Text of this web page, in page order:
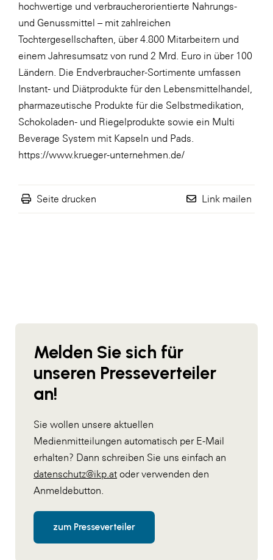
hochwertige und verbraucherorientierte Nahrungs-
und Genussmittel – mit zahlreichen
Tochtergesellschaften, über 4.800 Mitarbeitern und
einem Jahresumsatz von rund 2 Mrd. Euro in über 100
Ländern. Die Endverbraucher-Sortimente umfassen
Instant- und Diätprodukte für den Lebensmittelhandel,
pharmazeutische Produkte für die Selbstmedikation,
Schokoladen- und Riegelprodukte sowie ein Multi
Beverage System mit Kapseln und Pads.
https://www.krueger-unternehmen.de/
Seite drucken Link mailen
Melden Sie sich für
unseren Presseverteiler
an!
Sie wollen unsere aktuellen
Medienmitteilungen automatisch per E-Mail
erhalten? Dann schreiben Sie uns einfach an
datenschutz@ikp.at oder verwenden den
Anmeldebutton.
zum Presseverteiler